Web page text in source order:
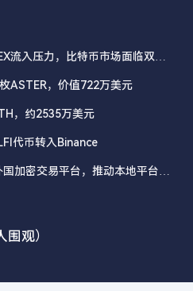
流入压力，比特币市场面临双重
ASTER，价值722万美元
，约2535万美元
代币转入Binance
加密交易平台，推动本地平台发
围观）